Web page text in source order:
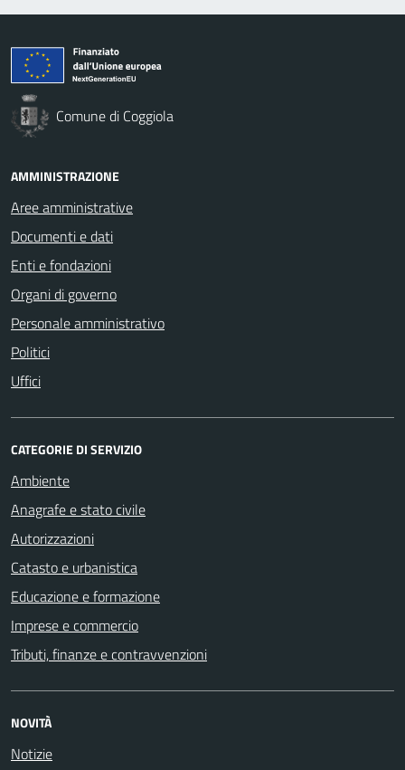
Comune di Coggiola
AMMINISTRAZIONE
Aree amministrative
Documenti e dati
Enti e fondazioni
Organi di governo
Personale amministrativo
Politici
Uffici
CATEGORIE DI SERVIZIO
Ambiente
Anagrafe e stato civile
Autorizzazioni
Catasto e urbanistica
Educazione e formazione
Imprese e commercio
Tributi, finanze e contravvenzioni
NOVITÀ
Notizie